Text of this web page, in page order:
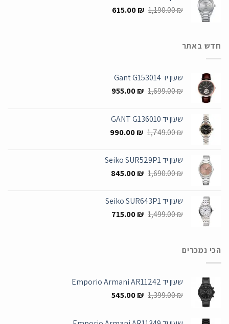
1,299.00 ₪. 1,190.00₪
המחיר
615.00₪
המחיר
חדש באתר
שעון יד Gant G153014
1,699.00₪
המחיר
1,699.00 ₪.
955.00₪
המחיר
955.00 ₪.
שעון יד GANT G136010
1,749.00₪
המחיר
1,749.00 ₪.
990.00₪
המחיר
990.00 ₪.
שעון יד Seiko SUR529P1
1,690.00₪
המחיר
1,690.00 ₪.
845.00₪
המחיר
845.00 ₪.
שעון יד Seiko SUR643P1
1,499.00₪
המחיר
715.00₪
המחיר
הכי נמכרים
שעון יד Emporio Armani AR11242
1,399.00₪
המחיר
545.00₪
המחיר